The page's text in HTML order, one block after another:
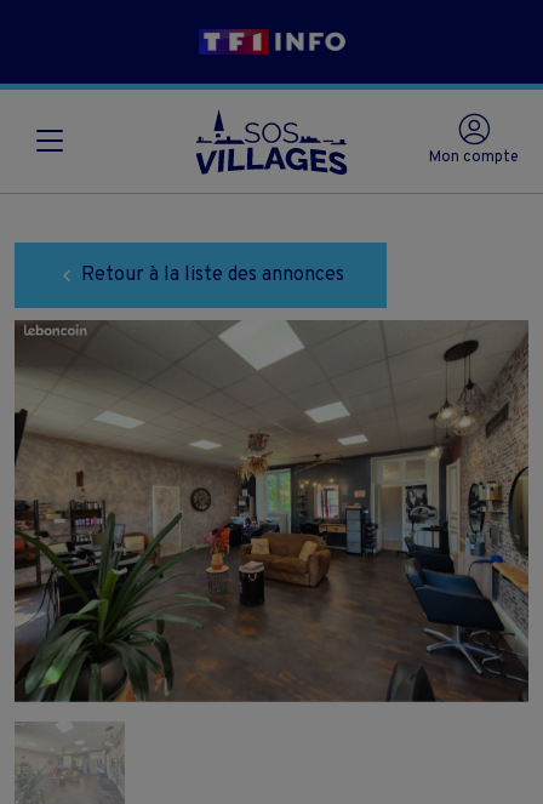
Mon compte
Retour à la liste des annonces